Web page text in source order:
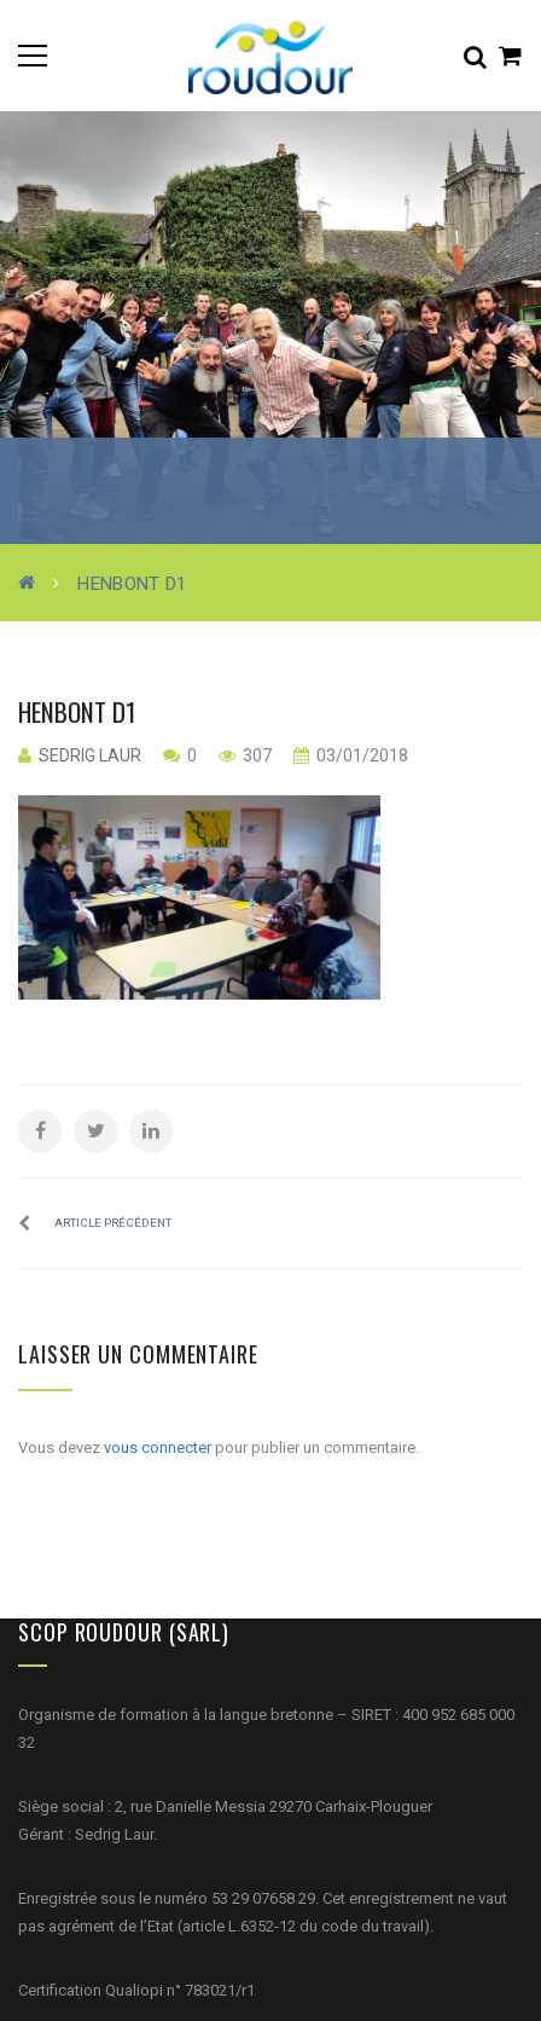
HENBONT D1
HENBONT D1
SEDRIG LAUR 0 307 03/01/2018
ARTICLE PRÉCÉDENT
LAISSER UN COMMENTAIRE
Vous devez vous connecterpour publier un commentaire.
SCOP ROUDOUR (SARL)
Organisme de formation à la langue bretonne – SIRET : 400 952 685 000
32
Siège social : 2, rue Danielle Messia 29270 Carhaix-Plouguer
Gérant : Sedrig Laur.
Enregistrée sous le numéro 53 29 07658 29. Cet enregistrement ne vaut
pas agrément de l’Etat (article L.6352-12 du code du travail).
Certification Qualiopi n° 783021/r1